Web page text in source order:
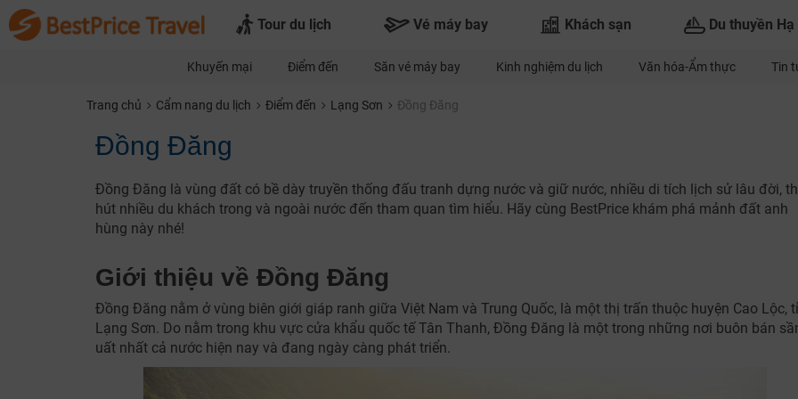
Tour du lịch Vé máy bay Khách sạn Du thuyền
Khuyến mại Điểm đến Săn vé máy bay Kinh nghiệm du lịch Văn hóa-Ẩm thực Tin
Trang chủ Cẩm nang du lịch Điểm đến Lạng Sơn Đồng Đăng
Đồng Đăng
Đồng Đăng là vùng đất có bề dày truyền thống đấu tranh dựng nước và giữ nước, nhiều di tích lịch sử lâu đời,
hút nhiều du khách trong và ngoài nước đến tham quan tìm hiểu. Hãy cùng BestPrice khám phá mảnh đất anh
hùng này nhé!
Giới thiệu về Đồng Đăng
Đồng Đăng nằm ở vùng biên giới giáp ranh giữa Việt Nam và Trung Quốc, là một thị trấn thuộc huyện Cao Lộc,
Lạng Sơn. Do nằm trong khu vực cửa khẩu quốc tế Tân Thanh, Đồng Đăng là một trong những nơi buôn bán
uất nhất cả nước hiện nay và đang ngày càng phát triển.